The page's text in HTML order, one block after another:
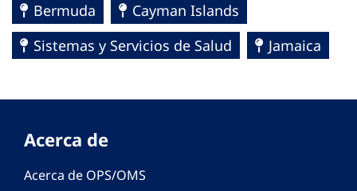
Bermuda
Cayman Islands
Sistemas y Servicios de Salud
Jamaica
Acerca de
Acerca de OPS/OMS